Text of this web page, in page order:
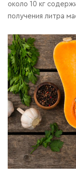
около 10 кг
получения литра